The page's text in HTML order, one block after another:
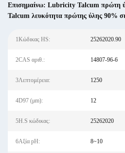
Επισημαίνω: Lubricity Talcum πρώτη
Talcum λευκότητα πρώτης ύλης 90%
1Κώδικας HS: 25262020.90
2CAS αριθ.: 14807-96-6
3Λεπτομέρεια: 1250
4D97 (μm): 12
5H.S κώδικας: 25262020
6Αξία pH: 8~10